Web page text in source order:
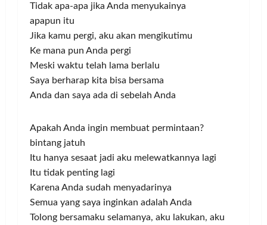
Tidak apa-apa jika Anda menyukainya
apapun itu
Jika kamu pergi, aku akan mengikutimu
Ke mana pun Anda pergi
Meski waktu telah lama berlalu
Saya berharap kita bisa bersama
Anda dan saya ada di sebelah Anda
Apakah Anda ingin membuat permintaan?
bintang jatuh
Itu hanya sesaat jadi aku melewatkannya lagi
Itu tidak penting lagi
Karena Anda sudah menyadarinya
Semua yang saya inginkan adalah Anda
Tolong bersamaku selamanya, aku lakukan, aku